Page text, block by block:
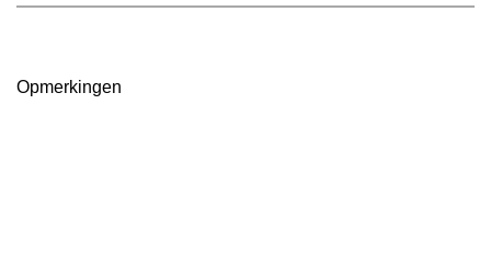
Opmerkingen